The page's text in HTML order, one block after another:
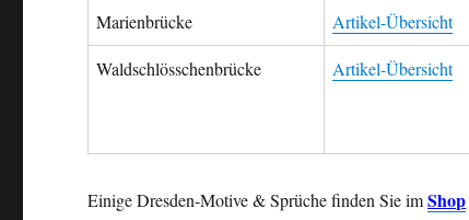
Marienbrücke Artikel-Übersicht
Waldschlösschenbrücke Artikel-Übersicht
Einige Dresden-Motive & Sprüche finden Sie imShop